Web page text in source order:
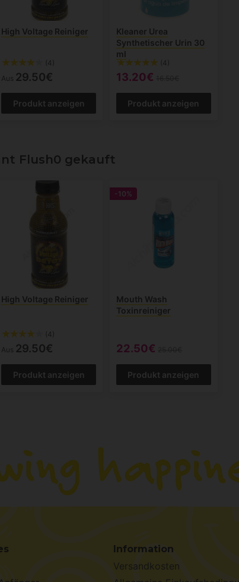
High Voltage Reiniger
(4)
Aus 29.50€
Produkt anzeigen
Kleaner Urea
Synthetischer Urin 30
ml
(4)
13.20€
Produkt anzeigen
Flush0 gekauft
High Voltage Reiniger
(4)
Aus 29.50€
Produkt anzeigen
-10%
Mouth Wash
Toxinreiniger
22.50€
Produkt anzeigen
Information
Versandkosten